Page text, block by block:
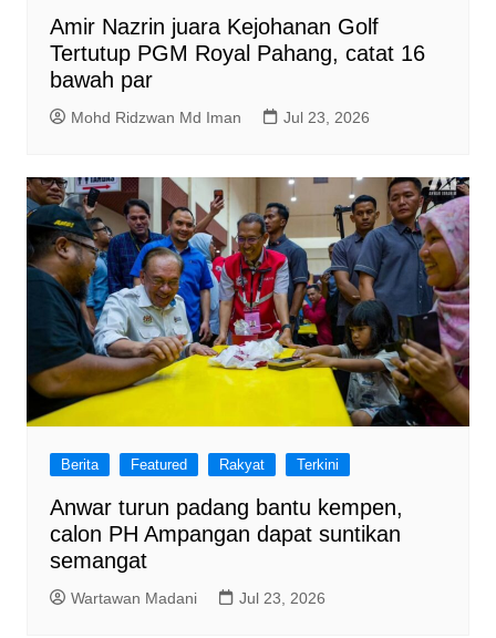
Amir Nazrin juara Kejohanan Golf
Tertutup PGM Royal Pahang, catat 16
bawah par
Mohd Ridzwan Md Iman Jul 23, 2026
Berita Featured Rakyat Terkini
Anwar turun padang bantu kempen,
calon PH Ampangan dapat suntikan
semangat
Wartawan Madani Jul 23, 2026